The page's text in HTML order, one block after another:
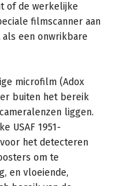
of de werkelijke
filmscanner aan
een onwrikbare
microfilm (Adox
buiten het bereik
liggen.
USAF 1951-
het detecteren
om te
en vloeiende,